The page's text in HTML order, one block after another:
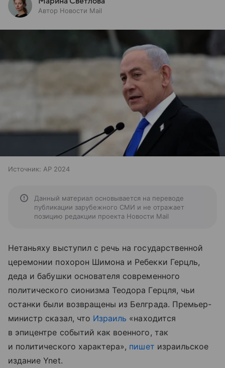
Автор Новости Mail
Источник: AP 2024
Данный материал основывается на переводе
публикации зарубежного СМИ и не отражает
позицию редакции проекта Новости Mail
Нетаньяху выступил с речь на государственной
церемонии похорон Шимона и Ребекки Герцль,
деда и бабушки основателя современного
политического сионизма Теодора Герцля, чьи
останки были возвращены из Белграда. Премьер-
министр сказал, что Израиль «находится
в эпицентре событий как военного, так
и политического характера», пишет израильское
издание Ynet.